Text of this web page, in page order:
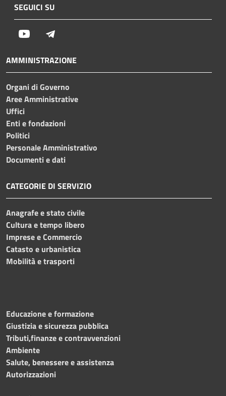
SEGUICI SU
Youtube
AMMINISTRAZIONE
Organi di Governo
Aree Amministrative
Uffici
Enti e fondazioni
Politici
Personale Amministrativo
Documenti e dati
CATEGORIE DI SERVIZIO
Anagrafe e stato civile
Cultura e tempo libero
Imprese e Commercio
Catasto e urbanistica
Mobilità e trasporti
Educazione e formazione
Giustizia e sicurezza pubblica
Tributi,finanze e contravvenzioni
Ambiente
Salute, benessere e assistenza
Autorizzazioni